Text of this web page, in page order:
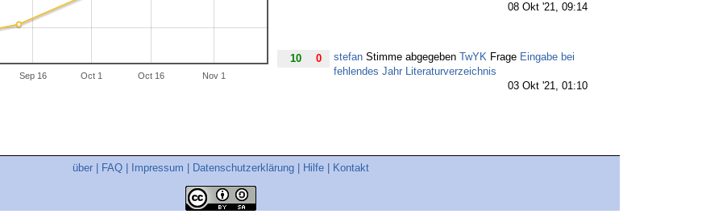
Sep 16 Oct 1 Oct 16 Nov 1
08 Okt '21, 09:14
10 0 stefan Stimme abgegeben TwYK Frage Eingabe bei
fehlendes Jahr Literaturverzeichnis
03 Okt '21, 01:10
TwYKhat betrat TeXwelt Q&A community
über FAQ Impressum Datenschutzerklärung Hilfe Kontakt